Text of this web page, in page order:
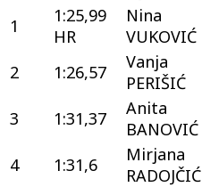
1
1:25,99
HR
Nina
VUKOVIĆ
2 1:26,57
Vanja
PERIŠIĆ
3 1:31,37
Anita
BANOVIĆ
4 1:31,6
Mirjana
RADOJČIĆ